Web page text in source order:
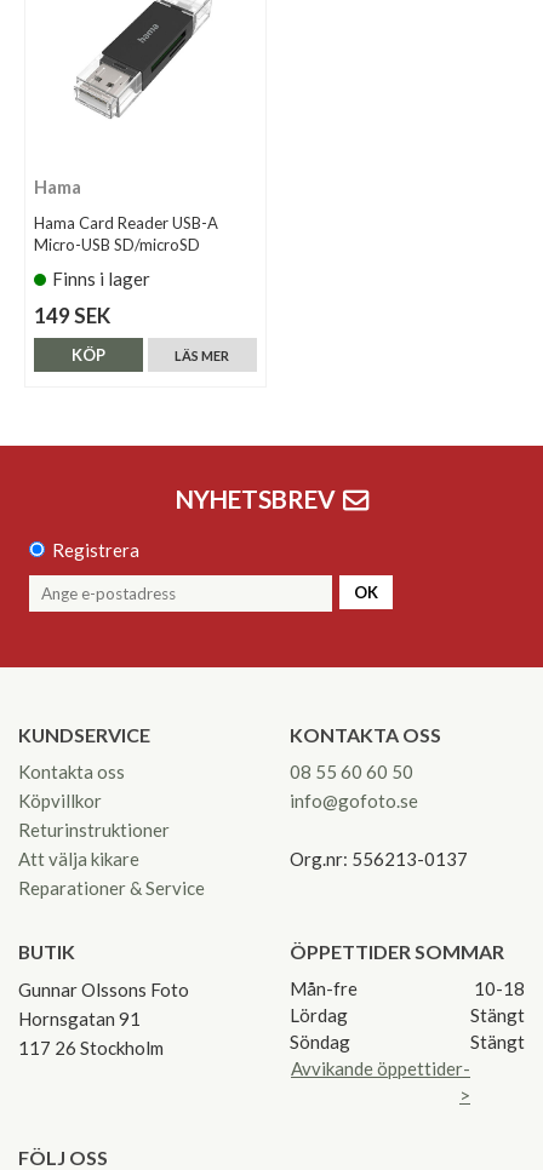
Hama
Hama Card Reader USB-A
Micro-USB SD/microSD
Finns i lager
149 SEK
LÄS MER
KÖP
NYHETSBREV
Registrera
OK
KUNDSERVICE
Kontakta oss
Köpvillkor
Returinstruktioner
Att välja kikare
Reparationer & Service
KONTAKTA OSS
08 55 60 60 50
info@gofoto.se
Org.nr: 556213-0137
BUTIK
Gunnar Olssons Foto
Hornsgatan 91
117 26 Stockholm
ÖPPETTIDER SOMMAR
Mån-fre
10-18
Lördag
Stängt
Söndag
Stängt
Avvikande öppettider-
>
FÖLJ OSS